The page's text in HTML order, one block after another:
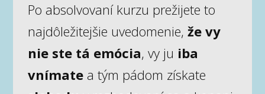
Po absolvovaní kurzu prežijete to
najdôležitejšie uvedomenie, že vy
nie ste tá emócia, vy ju iba
vnímatea tým pádom získate